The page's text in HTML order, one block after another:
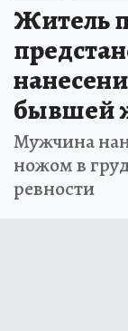
Житель
бывшей
Мужчина
ножом в
ревности